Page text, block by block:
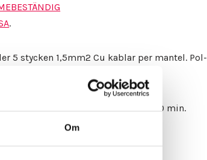
Om
.
5 stycken 1,5mm2 Cu kablar per mantel. Pol-
till 800°C 60 min och 500 °C 180 min.